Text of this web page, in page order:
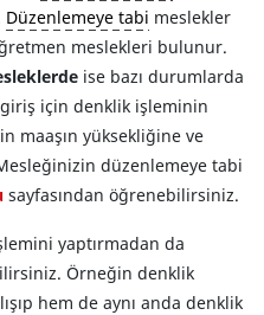
Düzenlemeye tabi meslekler
meslekleri bulunur.
ise bazı durumlarda
giriş için denklik işleminin
maaşın yüksekliğine ve
düzenlemeye tabi
sayfasından öğrenebilirsiniz.
yaptırmadan da
Örneğin denklik
hem de aynı anda denklik